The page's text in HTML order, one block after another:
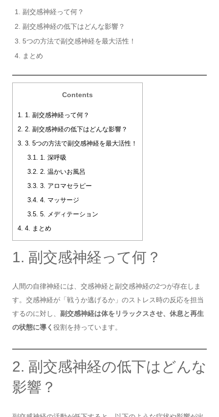
副交感神経って何？
副交感神経の低下はどんな影響？
5つの方法で副交感神経を最大活性！
まとめ
Contents
1.
1. 副交感神経って何？
2. 2. 副交感神経の低下はどんな影響？
3. 3. 5つの方法で副交感神経を最大活性！
3.1.
1. 深呼吸
3.2. 2. 温かいお風呂
3.3. 3. アロマセラピー
3.4. 4. マッサージ
3.5. 5. メディテーション
4. 4. まとめ
1. 副交感神経って何？
人間の自律神経には、交感神経と副交感神経の2つが存在しま
す。交感神経が「戦うか逃げるか」のストレス時の反応を担当
するのに対し、 副交感神経は体をリラックスさせ、休息と再生
の状態に導く 役割を持っています。
2. 副交感神経の低下はどんな
影響？